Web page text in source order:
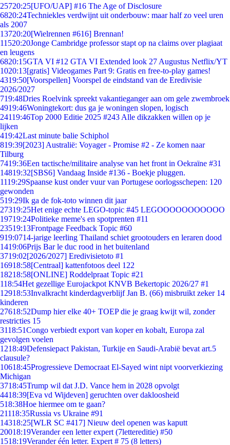
25720:25[UFO/UAP] #16 The Age of Disclosure
6820:24Techniekles verdwijnt uit onderbouw: maar half zo veel uren
als 2007
13720:20[Wielrennen #616] Brennan!
11520:20Jonge Cambridge professor stapt op na claims over plagiaat
en leugens
6820:15GTA VI #12 GTA VI Extended look 27 Augustus Netflix/YT
1020:13[gratis] Videogames Part 9: Gratis en free-to-play games!
4319:50[Voorspellen] Voorspel de eindstand van de Eredivisie
2026/2027
719:48Dries Roelvink spreekt vakantieganger aan om gele zwembroek
4919:46Woningtekort: dus ga je woningen slopen, logisch
24119:46Top 2000 Editie 2025 #243 Alle dikzakken willen op je
lijken
419:42Last minute balie Schiphol
819:39[2023] Australië: Voyager - Promise #2 - Ze komen naar
Tilburg
7419:36Een tactische/militaire analyse van het front in Oekraïne #31
14819:32[SBS6] Vandaag Inside #136 - Boekje pluggen.
1119:29Spaanse kust onder vuur van Portugese oorlogsschepen: 120
gewonden
519:29Ik ga de fok-toto winnen dit jaar
27319:25Het enige echte LEGO-topic #45 LEGOOOOOOOOOOO
19719:24Politieke meme's en spotprenten #11
23519:13Frontpage Feedback Topic #60
919:0714-jarige leerling Thailand schiet grootouders en leraren dood
1419:06Prijs Bar le duc rood in het buitenland
3719:02[2026/2027] Eredivisietoto #1
16918:58[Centraal] kattenfotoos deel 122
18218:58[ONLINE] Roddelpraat Topic #21
118:54Het gezellige Eurojackpot KNVB Bekertopic 2026/27 #1
12918:53Invalkracht kinderdagverblijf Jan B. (66) misbruikt zeker 14
kinderen
27618:52Dump hier elke 40+ TOEP die je graag kwijt wil, zonder
restricties 15
3118:51Congo verbiedt export van koper en kobalt, Europa zal
gevolgen voelen
1218:49Defensiepact Pakistan, Turkije en Saudi-Arabië bevat art.5
clausule?
10618:45Progressieve Democraat El-Sayed wint nipt voorverkiezing
Michigan
3718:45Trump wil dat J.D. Vance hem in 2028 opvolgt
4418:39[Eva vd Wijdeven] geruchten over dakloosheid
518:38Hoe hiermee om te gaan?
21118:35Russia vs Ukraine #91
14318:25[WLR SC #417] Nieuw deel openen was kaputt
20018:19Verander een letter expert (7lettereditie) #50
1518:19Verander één letter. Expert # 75 (8 letters)